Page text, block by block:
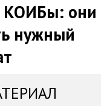
КОИБы: они
нужный